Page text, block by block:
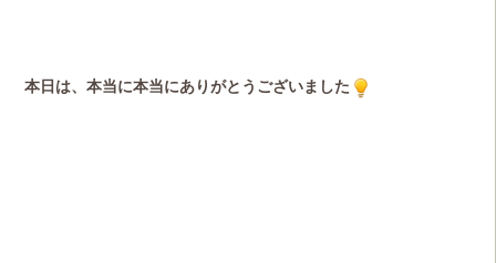
本日は、本当に本当にありがとうございました